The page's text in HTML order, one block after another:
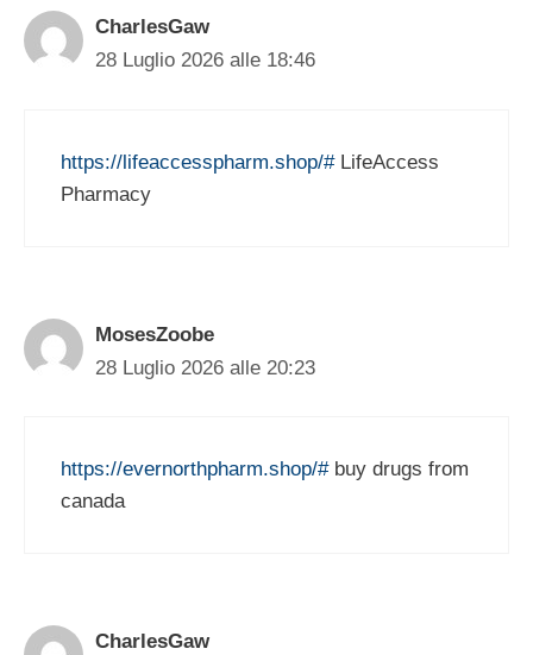
CharlesGaw
28 Luglio 2026 alle 18:46
https://lifeaccesspharm.shop/#LifeAccess
Pharmacy
MosesZoobe
28 Luglio 2026 alle 20:23
https://evernorthpharm.shop/#buy drugs from
canada
CharlesGaw